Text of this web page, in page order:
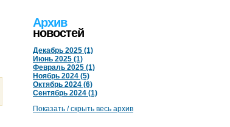
Архив
новостей
Декабрь 2025 (1)
Июнь 2025 (1)
Февраль 2025 (1)
Ноябрь 2024 (5)
Октябрь 2024 (6)
Сентябрь 2024 (1)
Показать / скрыть весь архив